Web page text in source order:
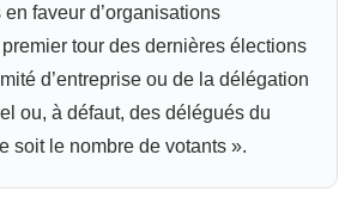
faveur d’organisations
tour des dernières élections
d’entreprise ou de la délégation
ou, à défaut, des délégués du
soit le nombre de votants ».